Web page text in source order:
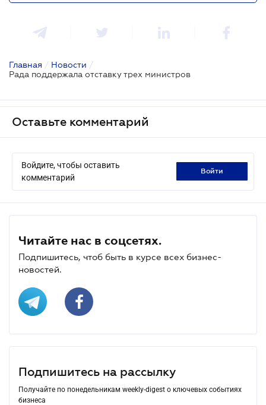
Главная / Новости /
Рада поддержала отставку трех министров
Оставьте комментарий
Войдите, чтобы оставить
комментарий
войти
Читайте нас в соцсетях.
Подпишитесь, чтоб быть в курсе всех бизнес-
новостей.
Подпишитесь на рассылку
Получайте по понедельникам weekly-digest о ключевых событиях
бизнеса